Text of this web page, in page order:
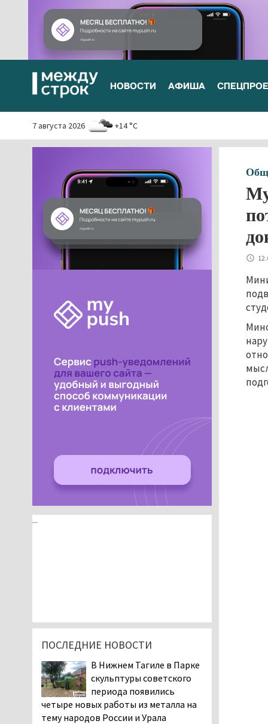
НОВОСТИ АФИША
7 августа 2026 +14 °C
...
ПОСЛЕДНИЕ НОВОСТИ
В Нижнем Тагиле в Парке
скульптуры советского
периода появились
четыре новых работы из металла на
тему народов России и Урала